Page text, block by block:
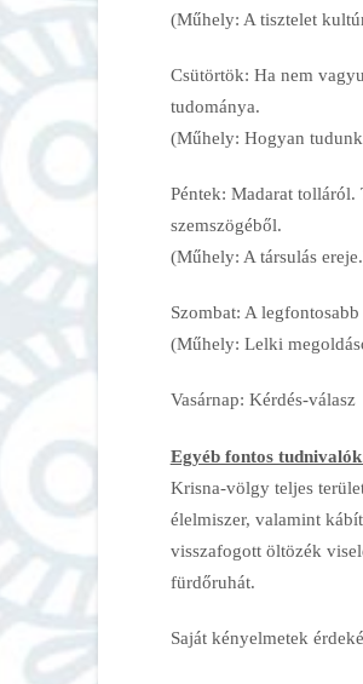
(Műhely: A tisztelet
Csütörtök: Ha nem
tudománya.
(Műhely: Hogyan
Péntek: Madarat tolláról.
szemszögéből.
(Műhely: A társulás
Szombat: A
(Műhely: Lelki
Vasárnap: Kérdés-válasz
Egyéb fontos
Krisna-völgy teljes
élelmiszer, valamint
visszafogott öltözék
fürdőruhát.
Saját kényelmetek